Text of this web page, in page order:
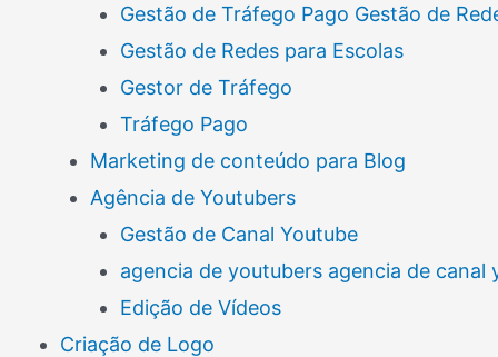
Gestão de Tráfego Pago Gestão de
Gestão de Redes para Escolas
Gestor de Tráfego
Tráfego Pago
Marketing de conteúdo para Blog
Agência de Youtubers
Gestão de Canal Youtube
agencia de youtubers agencia de canal
Edição de Vídeos
Criação de Logo